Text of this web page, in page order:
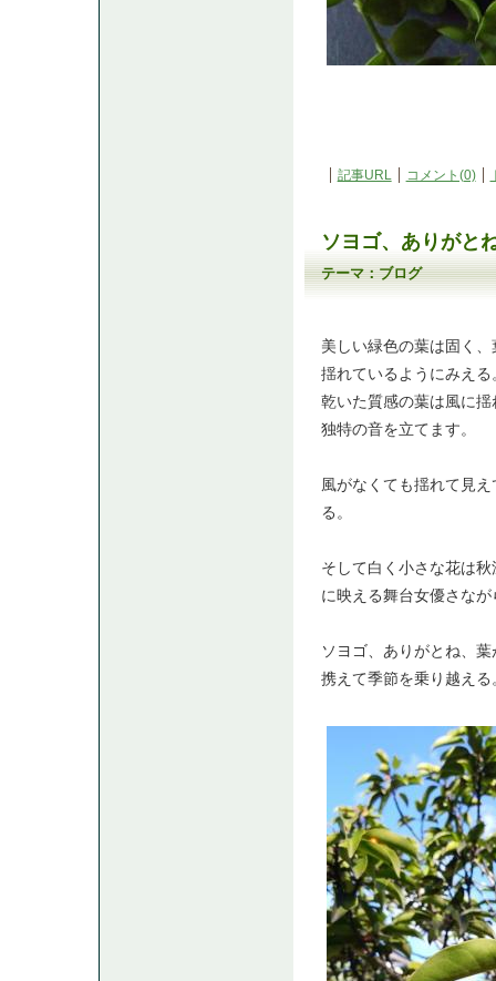
記事URL コメント(0)
ソヨゴ、ありがと
テーマ：ブログ
美しい緑色の葉は固く
揺れているようにみえる
乾いた質感の葉は風に
独特の音を立てます。
風がなくても揺れて見
る。
そして白く小さな花は
に映える舞台女優さなが
ソヨゴ、ありがとね、
携えて季節を乗り越える